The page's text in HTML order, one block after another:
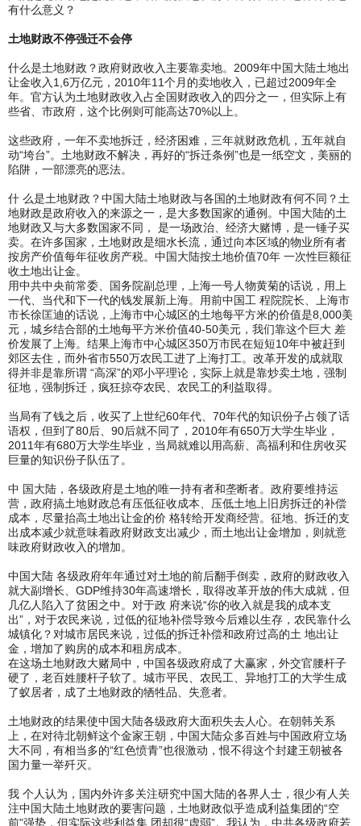
有什么意义？
土地财政不停强迁不会停
什么是土地财政？政府财政收入主要靠卖地。2009年中国大陆土地出
让金收入1,6万亿元，2010年11个月的卖地收入，已超过2009年全
年。官方认为土地财政收入占全国财政收入的四分之一，但实际上有
些省、市政府，这个比例则可能高达70%以上。
这些政府，一年不卖地拆迁，经济困难，三年就财政危机，五年就自
动“垮台”。土地财政不解决，再好的“拆迁条例”也是一纸空文，美丽的
陷阱，一部漂亮的恶法。
什 么是土地财政？中国大陆土地财政与各国的土地财政有何不同？土
地财政是政府收入的来源之一，是大多数国家的通例。中国大陆的土
地财政又与大多数国家不同， 是一场政治、经济大赌博，是一锤子买
卖。在许多国家，土地财政是细水长流，通过向本区域的物业所有者
按房产价值每年征收房产税。中国大陆按土地价值70年 一次性巨额征
收土地出让金。
用中共中央前常委、国务院副总理，上海一号人物黄菊的话说，用上
一代、当代和下一代的钱发展新上海。用前中国工 程院院长、上海市
市长徐匡迪的话说，上海市中心城区的土地每平方米的价值是8,000美
元，城乡结合部的土地每平方米价值40-50美元，我们靠这个巨大 差
价发展了上海。结果上海市中心城区350万市民在短短10年中被赶到
郊区去住，而外省市550万农民工进了上海打工。改革开发的成就取
得并非是靠所谓 “高深”的邓小平理论，实际上就是靠炒卖土地，强制
征地，强制拆迁，疯狂掠夺农民、农民工的利益取得。
当局有了钱之后，收买了上世纪60年代、70年代的知识份子占领了话
语权，但到了80后、90后就不同了，2010年有650万大学生毕业，
2011年有680万大学生毕业，当局就难以用高薪、高福利和住房收买
巨量的知识份子队伍了。
中 国大陆，各级政府是土地的唯一持有者和垄断者。政府要维持运
营，政府搞土地财政总有压低征收成本、压低土地上旧房拆迁的补偿
成本，尽量抬高土地出让金的价 格转给开发商经营。征地、拆迁的支
出成本减少就意味着政府财政支出减少，而土地出让金增加，则就意
味政府财政收入的增加。
中国大陆 各级政府年年通过对土地的前后翻手倒卖，政府的财政收入
就大副增长、GDP维持30年高速增长，取得改革开放的伟大成就，但
几亿人陷入了贫困之中。对于政 府来说“你的收入就是我的成本支
出”，对于农民来说，过低的征地补偿导致今后难以生存，农民靠什么
城镇化？对城市居民来说，过低的拆迁补偿和政府过高的土 地出让
金，增加了购房的成本和租房成本。
在这场土地财政大赌局中，中国各级政府成了大赢家，外交官腰杆子
硬了，老百姓腰杆子软了。城市平民、农民工、异地打工的大学生成
了蚁居者，成了土地财政的牺牲品、失意者。
土地财政的结果使中国大陆各级政府大面积失去人心。在朝韩关系
上，在对待北朝鲜这个金家王朝，中国大陆众多百姓与中国政府立场
大不同，有相当多的“红色愤青”也很激动，恨不得这个封建王朝被各
国力量一举歼灭。
我 个人认为，国内外许多关注研究中国大陆的各界人士，很少有人关
注中国大陆土地财政的要害问题，土地财政似乎造成利益集团的“空
前”强势，但实际这些利益集 团却很“虚弱”。我认为，中共各级政府若